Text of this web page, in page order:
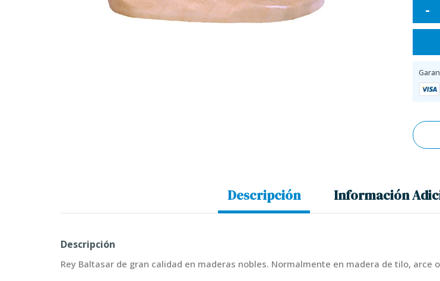
-
Descripción Información
Descripción
Rey Baltasar de gran calidad en maderas nobles. Normalmente en madera de tilo, arce